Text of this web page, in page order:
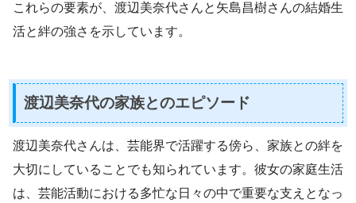
これらの要素が、渡辺美奈代さんと矢島昌樹さんの結婚生
活と絆の強さを示しています。
渡辺美奈代の家族とのエピソード
渡辺美奈代さんは、芸能界で活躍する傍ら、家族との絆を
大切にしていることでも知られています。彼女の家庭生活
は、芸能活動における多忙な日々の中で重要な支えとなっ